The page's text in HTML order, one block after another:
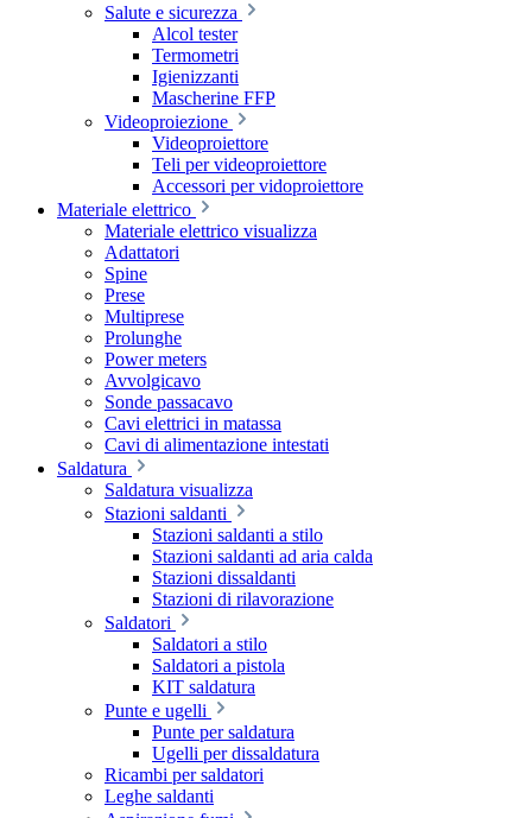
Salute e sicurezza
Alcol tester
Termometri
Igienizzanti
Mascherine FFP
Videoproiezione
Videoproiettore
Teli per videoproiettore
Accessori per vidoproiettore
Materiale elettrico
Materiale elettrico visualizza
Adattatori
Spine
Prese
Multiprese
Prolunghe
Power meters
Avvolgicavo
Sonde passacavo
Cavi elettrici in matassa
Cavi di alimentazione intestati
Saldatura
Saldatura visualizza
Stazioni saldanti
Stazioni saldanti a stilo
Stazioni saldanti ad aria calda
Stazioni dissaldanti
Stazioni di rilavorazione
Saldatori
Saldatori a stilo
Saldatori a pistola
KIT saldatura
Punte e ugelli
Punte per saldatura
Ugelli per dissaldatura
Ricambi per saldatori
Leghe saldanti